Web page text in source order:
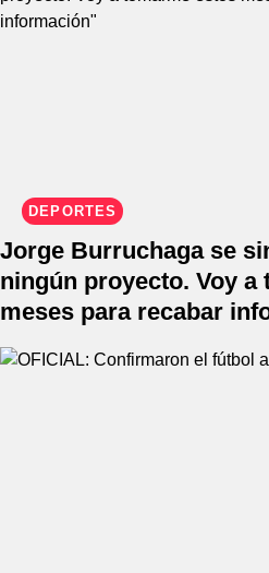
DEPORTES
Jorge Burruchaga se
ningún proyecto. Voy a
meses para recabar